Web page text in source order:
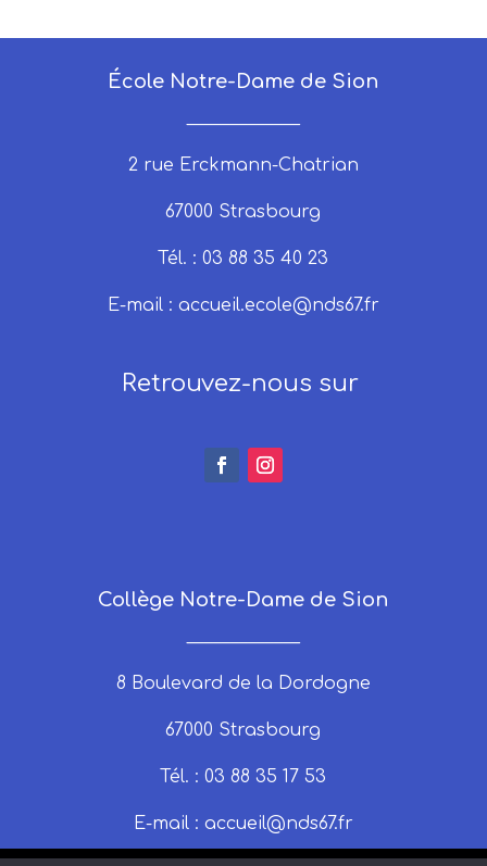
École Notre-Dame de Sion
2 rue Erckmann-Chatrian
67000 Strasbourg
Tél. : 03 88 35 40 23
E-mail : accueil.ecole@nds67.fr
Retrouvez-nous sur
Collège Notre-Dame de Sion
8 Boulevard de la Dordogne
67000 Strasbourg
Tél. : 03 88 35 17 53
E-mail : accueil@nds67.fr